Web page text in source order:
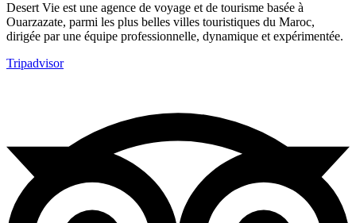
Desert Vie est une agence de voyage et de tourisme basée à
Ouarzazate, parmi les plus belles villes touristiques du Maroc,
dirigée par une équipe professionnelle, dynamique et expérimentée.
Tripadvisor